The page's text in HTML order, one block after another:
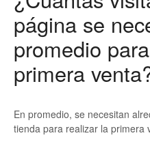
página se
promedio
primera
En promedio, se necesitan
tienda para realizar la primera